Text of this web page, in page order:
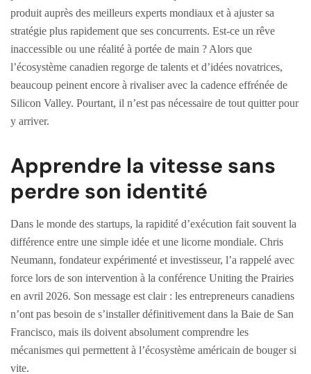
produit auprès des meilleurs experts mondiaux et à ajuster sa
stratégie plus rapidement que ses concurrents. Est-ce un rêve
inaccessible ou une réalité à portée de main ? Alors que
l’écosystème canadien regorge de talents et d’idées novatrices,
beaucoup peinent encore à rivaliser avec la cadence effrénée de
Silicon Valley. Pourtant, il n’est pas nécessaire de tout quitter pour
y arriver.
Apprendre la vitesse sans
perdre son identité
Dans le monde des startups, la rapidité d’exécution fait souvent la
différence entre une simple idée et une licorne mondiale. Chris
Neumann, fondateur expérimenté et investisseur, l’a rappelé avec
force lors de son intervention à la conférence Uniting the Prairies
en avril 2026. Son message est clair : les entrepreneurs canadiens
n’ont pas besoin de s’installer définitivement dans la Baie de San
Francisco, mais ils doivent absolument comprendre les
mécanismes qui permettent à l’écosystème américain de bouger si
vite.